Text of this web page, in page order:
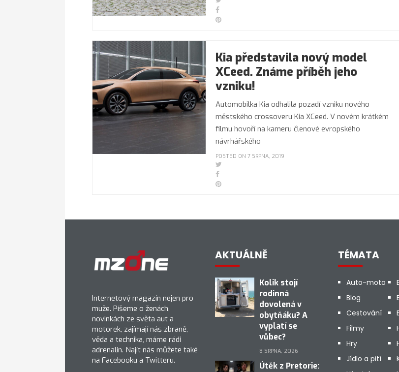
Kia představila nový model
XCeed. Známe příběh jeho
vzniku!
Automobilka Kia odhalila pozadí vzniku nového
městského crossoveru Kia XCeed. V novém krátkém
filmu hovoří na kameru členové evropského
návrhářského
POSTED ON 7 SRPNA, 2019
Internetový magazín nejen pro
muže. Píšeme o ženách,
novinkách ze světa aut a
motorek, zajímají nás zbraně,
věda a technika, máme rádi
adrenalin. Najít nás můžete také
na Facebooku a Twitteru.
AKTUÁLNĚ
Kolik stojí
rodinná
dovolená v
obytňáku? A
vyplatí se
vůbec?
8 SRPNA, 2026
Útěk z Pretorie:
TÉMATA
Auto-moto
Blog
Cestování
Filmy
Hry
Jídlo a pití